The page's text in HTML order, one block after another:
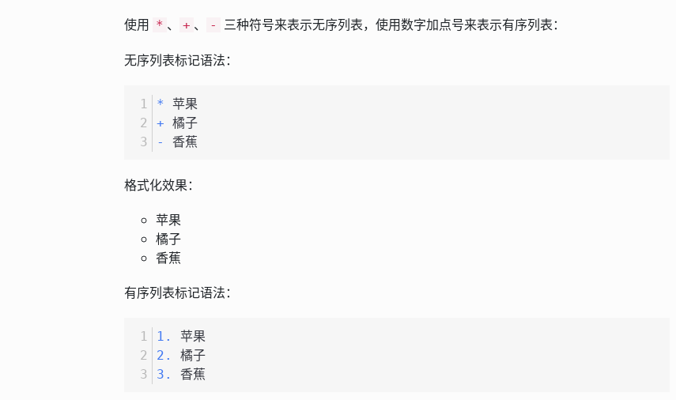
使用 * 、 + 、 - 三种符号来表示无序列表，使用数字加点号来表示有序列表：
无序列表标记语法：
*
苹果
+ 橘子
-
香蕉
格式化效果：
苹果
橘子
香蕉
有序列表标记语法：
1.
苹果
2.
橘子
3.
香蕉